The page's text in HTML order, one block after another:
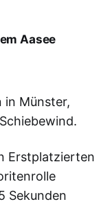
Aasee
in Münster,
Erstplatzierten
Sekunden